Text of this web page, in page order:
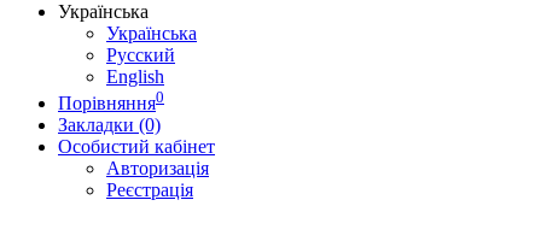
Українська
Українська
Русский
English
Порівняння0
Закладки (0)
Особистий кабінет
Авторизація
Реєстрація